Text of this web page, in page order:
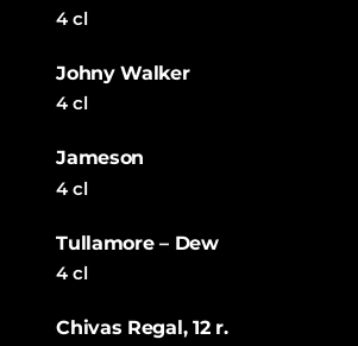
4 cl
Johny Walker
4 cl
Jameson
4 cl
Tullamore – Dew
4 cl
Chivas Regal, 12 r.